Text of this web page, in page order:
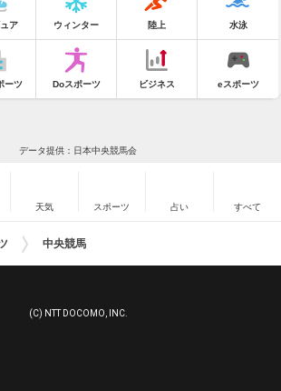
ア ウィンター 陸上 水泳
ーツ Doスポーツ ビジネス eスポーツ
データ提供：日本中央競馬会
天気 スポーツ 占い すべて
中央競馬
(C) NTT DOCOMO, INC.